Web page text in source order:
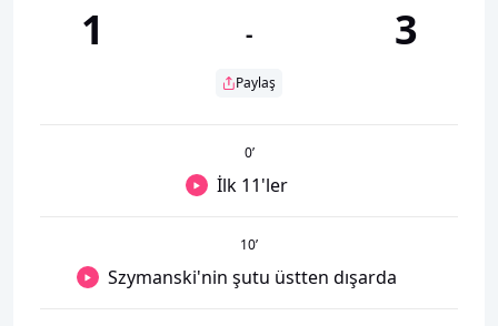
1 -
Paylaş
3
0’
İlk 11'ler
10’
Szymanski'nin şutu üstten dışarda